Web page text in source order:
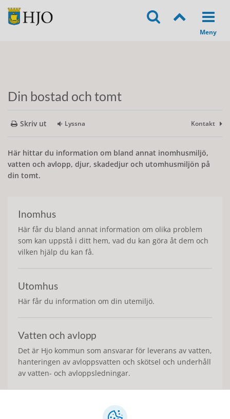
Din bostad och tomt
Skriv ut Lyssna Kontakt
Här hittar du information om bland annat inomhusmiljö,
vatten och avlopp, djur, skadedjur och utomhusmiljön på
din tomt.
Inomhus
Här får du bland annat information om olika problem
som kan uppstå i ditt hem, vad du kan göra åt dem och
vilken hjälp du kan få.
Utomhus
Här får du information om din utemiljö.
Vatten och avlopp
Det är Hjo kommun som ansvarar för leverans av vatten,
hanteringen av avloppsvatten och skötsel och underhåll
av vatten- och avloppsledningar.